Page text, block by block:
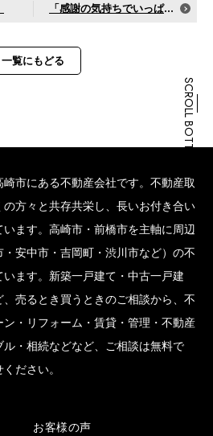
「感謝の気持ちでいっぱい」
一覧にもどる
市にある不動産会社です。不動産取
方々と共存共栄し、長いお付き合い
ます。高崎市・前橋市を主軸に周辺
・安中市・吉岡町・渋川市など）の不
ます。新築一戸建て・中古一戸建
売るとき買うときのご相談から、不
・リフォーム・賃貸・管理・不動産
・相続などなど、ご相談は無料で
ださい。
お客様の声
SCROLL BOTTOM